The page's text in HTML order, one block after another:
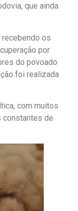
que ainda
os
por
do povoado
foi realizada
com muitos
constantes de